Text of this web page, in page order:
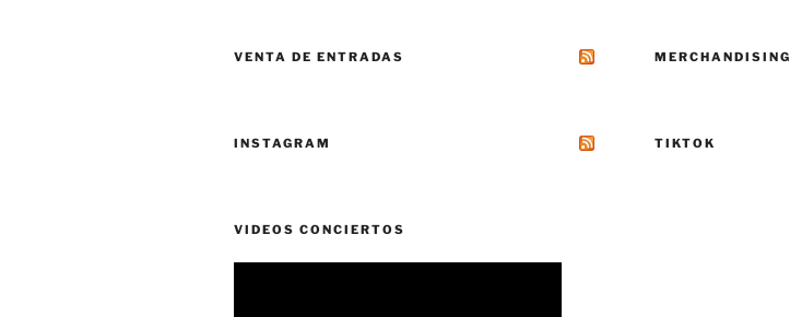
VENTA DE ENTRADAS
INSTAGRAM
VIDEOS CONCIERTOS
MERCHANDISING
TIKTOK